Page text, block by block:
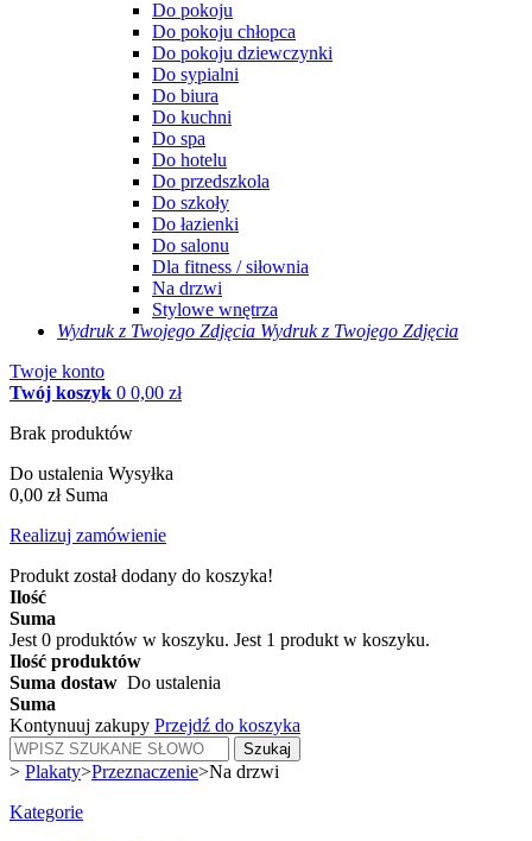
Do pokoju
Do pokoju chłopca
Do pokoju dziewczynki
Do sypialni
Do biura
Do kuchni
Do spa
Do hotelu
Do przedszkola
Do szkoły
Do łazienki
Do salonu
Dla fitness / siłownia
Na drzwi
Stylowe wnętrza
Wydruk z Twojego Zdjęcia Wydruk z Twojego Zdjęcia
Twoje konto
Twój koszyk 0 0,00 zł
Brak produktów
Do ustalenia Wysyłka
0,00 zł Suma
Realizuj zamówienie
Produkt został dodany do koszyka!
Ilość
Suma
Jest 0 produktów w koszyku. Jest 1 produkt w koszyku.
Ilość produktów
Suma dostaw Do ustalenia
Suma
Kontynuuj zakupy Przejdź do koszyka
Szukaj
> Plakaty>Przeznaczenie>Na drzwi
Kategorie